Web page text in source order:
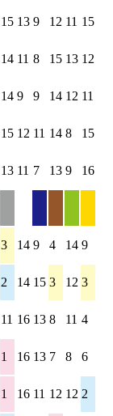
15 13 9 12 11 15
14 11 8 15 13 12
14 9 9 14 12 11
15 12 11 14 8 15
13 11 7 13 9 16
3 14 9 4 14 9
2 14 15 3 12 3
11 16 13 8 11 4
1 16 13 7 8 6
1 16 11 12 12 2